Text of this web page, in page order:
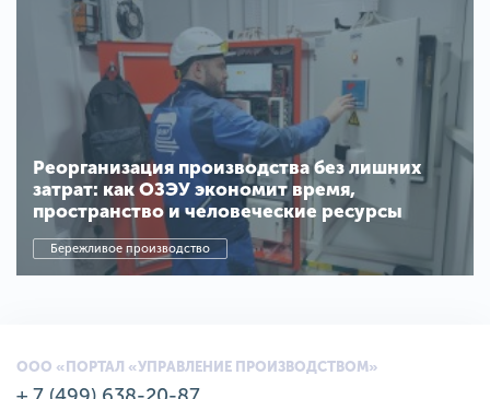
Реорганизация производства без лишних
затрат: как ОЗЭУ экономит время,
пространство и человеческие ресурсы
Бережливое производство
ООО «ПОРТАЛ «УПРАВЛЕНИЕ ПРОИЗВОДСТВОМ»